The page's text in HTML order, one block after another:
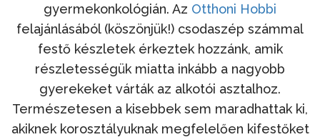
gyermekonkológián. Az Otthoni Hobbi
felajánlásából (köszönjük!) csodaszép számmal
festő készletek érkeztek hozzánk, amik
részletességük miatta inkább a nagyobb
gyerekeket várták az alkotói asztalhoz.
Természetesen a kisebbek sem maradhattak ki,
akiknek korosztályuknak megfelelően kifestőket